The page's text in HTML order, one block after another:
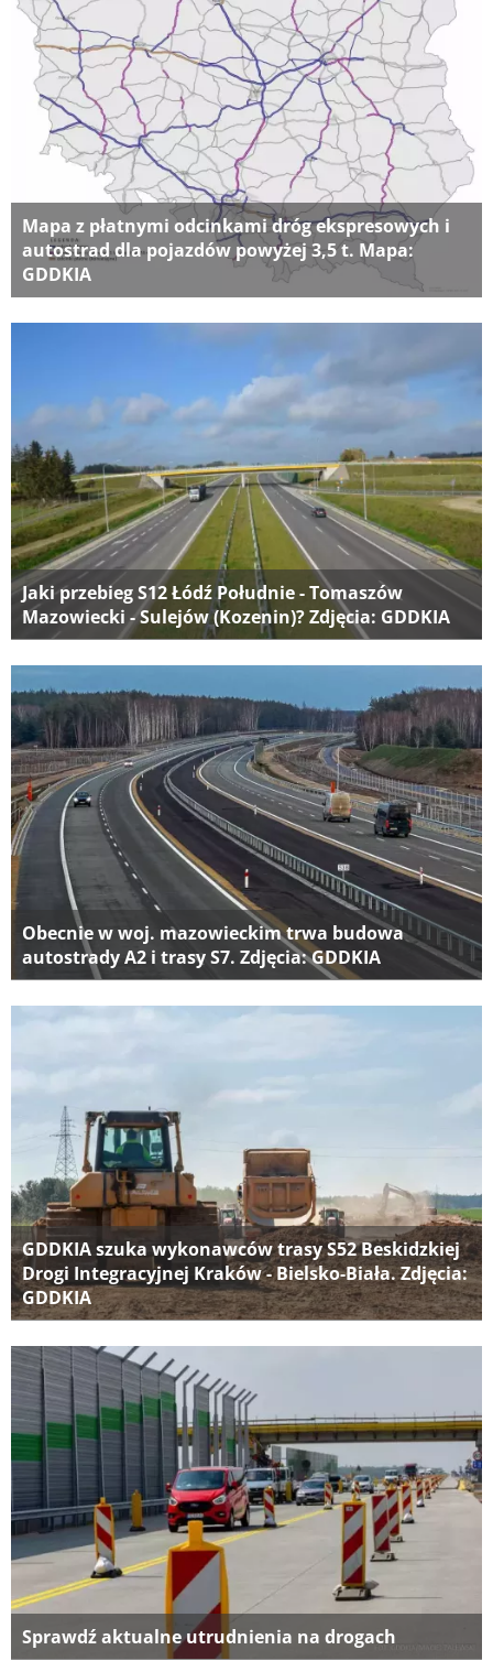
Mapa z płatnymi odcinkami dróg ekspresowych i
autostrad dla pojazdów powyżej 3,5 t. Mapa:
GDDKIA
Jaki przebieg S12 Łódź Południe - Tomaszów
Mazowiecki - Sulejów (Kozenin)? Zdjęcia: GDDKIA
Obecnie w woj. mazowieckim trwa budowa
autostrady A2 i trasy S7. Zdjęcia: GDDKIA
GDDKIA szuka wykonawców trasy S52 Beskidzkiej
Drogi Integracyjnej Kraków - Bielsko-Biała. Zdjęcia:
GDDKIA
Sprawdź aktualne utrudnienia na drogach